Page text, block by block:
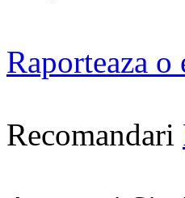
Raporteaza
Recomandari